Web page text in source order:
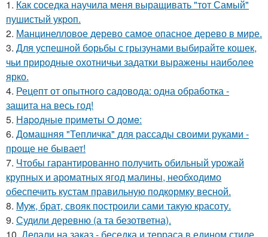
1. Как соседка научила меня выращивать "тот Самый"
пушистый укроп.
2. Манцинелловое дерево самое опасное дерево в мире.
3. Для успешной борьбы с грызунами выбирайте кошек,
чьи природные охотничьи задатки выражены наиболее
ярко.
4. Рецепт от опытного садовода: одна обработка -
защита на весь год!
5. Нapoдныe пpимeты O дoмe:
6. Домашняя "Тепличка" для рассады своими руками -
проще не бывает!
7. Чтобы гарантированно получить обильный урожай
крупных и ароматных ягод малины, необходимо
обеспечить кустам правильную подкормку весной.
8. Муж, брат, свояк построили сами такую красоту.
9. Судили деревню (а та безответна).